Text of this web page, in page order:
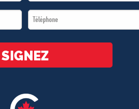
Name
Téléphone
*
SIGNEZ